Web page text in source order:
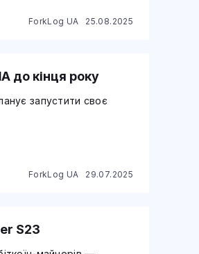
ForkLog UA 25.08.2025
до кінця року
запустити своє
ForkLog UA 29.07.2025
S23